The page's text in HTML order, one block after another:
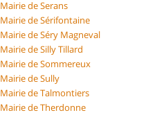
Mairie de Serans
Mairie de Sérifontaine
Mairie de Séry Magneval
Mairie de Silly Tillard
Mairie de Sommereux
Mairie de Sully
Mairie de Talmontiers
Mairie de Therdonne